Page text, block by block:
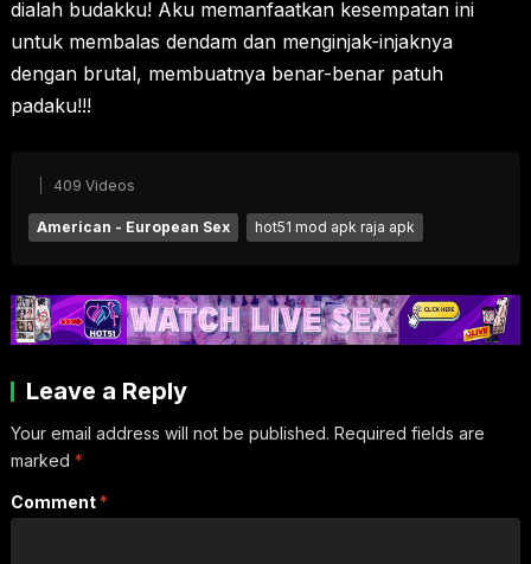
dialah budakku! Aku memanfaatkan kesempatan ini
untuk membalas dendam dan menginjak-injaknya
dengan brutal, membuatnya benar-benar patuh
padaku!!!
409 Videos
American - European Sex hot51 mod apk raja apk
Leave a Reply
Your email address will not be published. Required fields are
marked *
Comment *